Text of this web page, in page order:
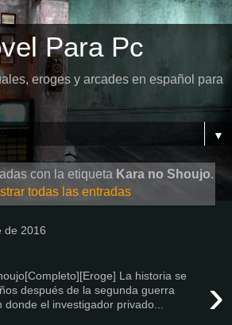
Para Pc
eroges y arcades en español para
▼
con la etiqueta Kara no Shoujo.
todas las entradas
de 2016
›
La historia se
después de la segunda guerra
donde el investigador privado...